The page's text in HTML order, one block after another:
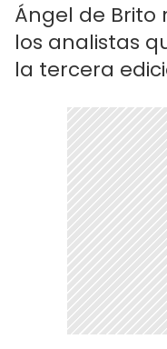
Ángel de Brito
los analistas
la tercera